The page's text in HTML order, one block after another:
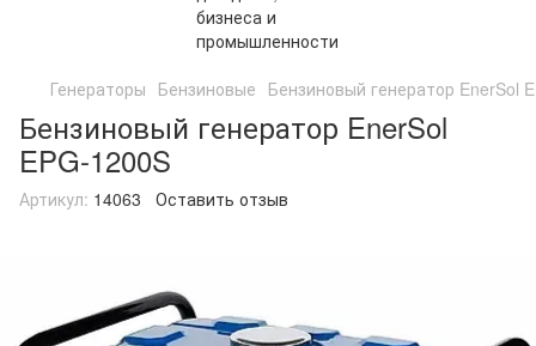
Генераторы Бензиновые Бензиновый генератор EnerSol
Бензиновый генератор EnerSol
EPG-1200S
Артикул: 14063 Оставить отзыв